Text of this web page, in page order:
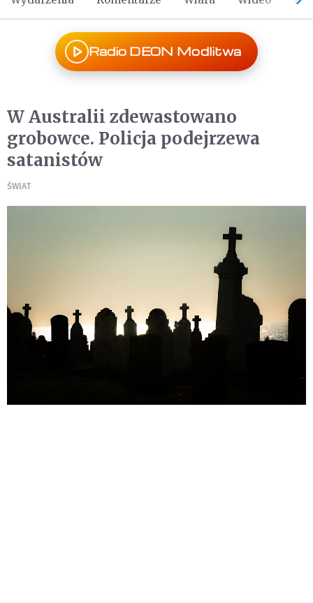
Radio DEON Modlitwa
W Australii zdewastowano
grobowce. Policja podejrzewa
satanistów
ŚWIAT